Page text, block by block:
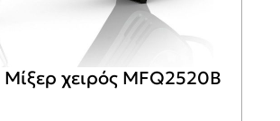
Μίξερ χειρός MFQ2520B